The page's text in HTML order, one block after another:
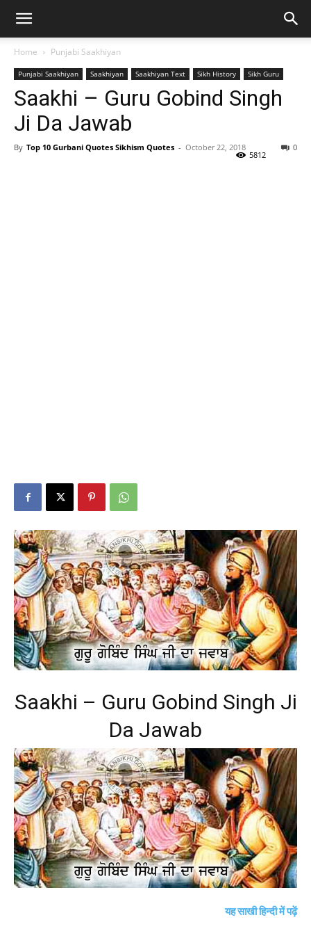
Home Punjabi Saakhiyan
Punjabi Saakhiyan Saakhiyan Saakhiyan Text Sikh History Sikh Guru
Saakhi – Guru Gobind Singh
Ji Da Jawab
By Top 10 Gurbani Quotes Sikhism Quotes - October 22, 2018 0
5812
Saakhi – Guru Gobind Singh Ji
Da Jawab
यह साखी हिन्दी में पढ़ें